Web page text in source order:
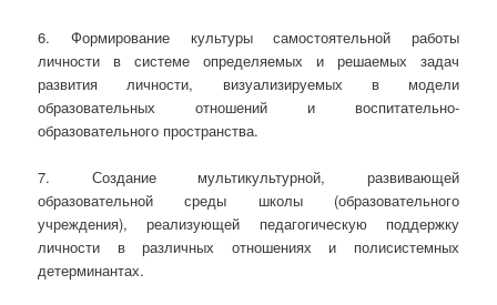
6. Формирование культуры самостоятельной работы
личности в системе определяемых и решаемых задач
развития личности, визуализируемых в модели
образовательных отношений и воспитательно-
образовательного пространства.
7. Создание мультикультурной, развивающей
образовательной среды школы (образовательного
учреждения), реализующей педагогическую поддержку
личности в различных отношениях и полисистемных
детерминантах.